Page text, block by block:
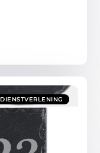
DIENSTVERLENING